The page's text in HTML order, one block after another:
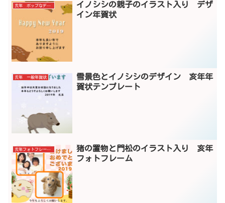
亥年 ポップなデザイン
イノシシの親子のイラスト入り デザ
イン年賀状
亥年 一般年賀状
雪景色とイノシシのデザイン 亥年年
賀状テンプレート
亥年フォトフレーム年賀状
猪の置物と門松のイラスト入り 亥年
フォトフレーム